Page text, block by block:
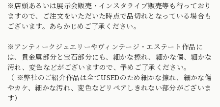
※店頭あるいは展示会販売・インスタライブ販売等も行っており
ますので、ご注文をいただいた時点で品切れとなっている場合も
ございます。あらかじめご了承ください。
※アンティークジュエリーやヴィンテージ・エステート作品に
は、貴金属部分と宝石部分にも、細かな擦れ、細かな傷、細かな
汚れ、変色などがございますので、予めご了承ください。
（ ※弊社のご紹介作品は全てUSEDのため細かな擦れ、細かな傷
やカケ、細かな汚れ、変色などリペアしきれない部分がございま
す）